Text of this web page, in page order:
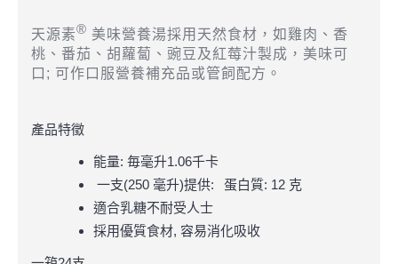
天源素® 美味營養湯採用天然食材，如雞肉、香
桃、番茄、胡蘿蔔、豌豆及紅莓汁製成，美味可
口; 可作口服營養補充品或管飼配方。
產品特徵
能量: 毎毫升1.06千卡
一支(250 毫升)提供:
蛋白質: 12 克
適合乳糖不耐受人士
採用優質食材, 容易消化吸收